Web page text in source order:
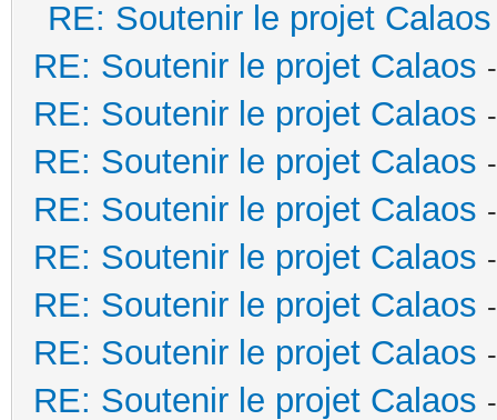
RE: Soutenir le projet Calaos
RE: Soutenir le projet Calaos
RE: Soutenir le projet Calaos
RE: Soutenir le projet Calaos
RE: Soutenir le projet Calaos
RE: Soutenir le projet Calaos
RE: Soutenir le projet Calaos
RE: Soutenir le projet Calaos
RE: Soutenir le projet Calaos